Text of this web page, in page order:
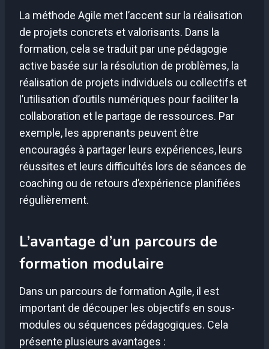
La méthode Agile met l’accent sur la réalisation
de projets concrets et valorisants. Dans la
formation, cela se traduit par une pédagogie
active basée sur la résolution de problèmes, la
réalisation de projets individuels ou collectifs et
l’utilisation d’outils numériques pour faciliter la
collaboration et le partage de ressources. Par
exemple, les apprenants peuvent être
encouragés à partager leurs expériences, leurs
réussites et leurs difficultés lors de séances de
coaching ou de retours d’expérience planifiées
régulièrement.
L’avantage d’un parcours de
formation modulaire
Dans un parcours de formation Agile, il est
important de découper les objectifs en sous-
modules ou séquences pédagogiques. Cela
présente plusieurs avantages :